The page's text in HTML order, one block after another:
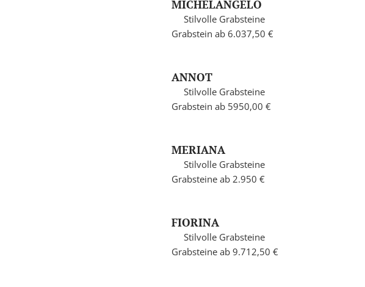
MICHELANGELO
Stilvolle Grabsteine
Grabstein ab 6.037,50 €
ANNOT
Stilvolle Grabsteine
Grabstein ab 5950,00 €
MERIANA
Stilvolle Grabsteine
Grabsteine ab 2.950 €
FIORINA
Stilvolle Grabsteine
Grabsteine ab 9.712,50 €